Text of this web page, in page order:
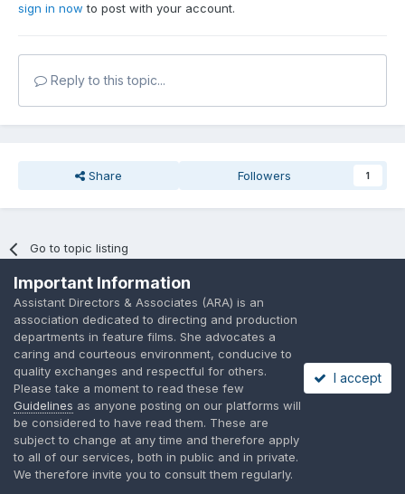
sign in now to post with your account.
Reply to this topic...
Share Followers 1
Go to topic listing
Language Privacy Policy Contact Us Cookies
A place to share suggested by ARAssocies.com
Powered by Invision Community
Important Information
Assistant Directors & Associates (ARA) is an
association dedicated to directing and production
departments in feature films. She advocates a
caring and courteous environment, conducive to
quality exchanges and respectful for others.
Please take a moment to read these few
Guidelines as anyone posting on our platforms will
be considered to have read them. These are
subject to change at any time and therefore apply
to all of our services, both in public and in private.
We therefore invite you to consult them regularly.
I accept